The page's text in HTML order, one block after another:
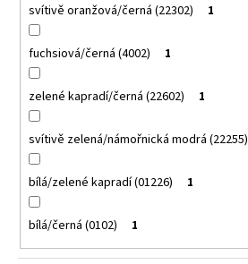
svítivě oranžová/černá (22302) 1
fuchsiová/černá (4002) 1
zelené kapradí/černá (22602) 1
svítivě zelená/námořnická modrá (22255)
bílá/zelené kapradí (01226) 1
bílá/černá (0102) 1